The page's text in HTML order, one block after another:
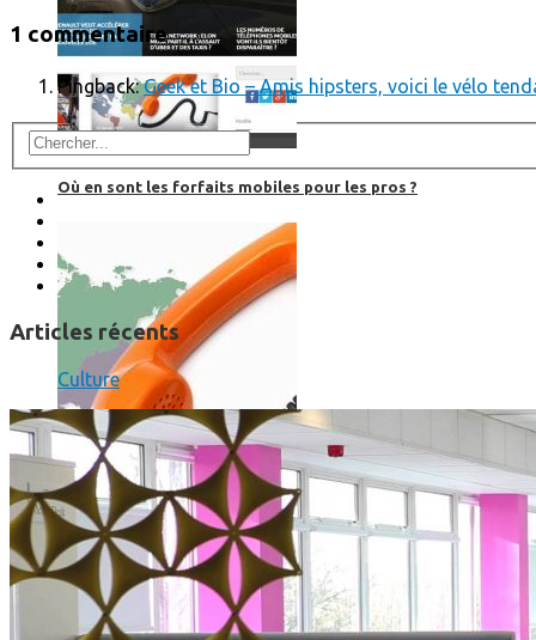
Où en sont les forfaits mobiles pour les pros ?
SmartPhone
1 commentaire
Pingback:Geek et Bio – Amis hipsters, voici le vélo
Articles récents
Culture